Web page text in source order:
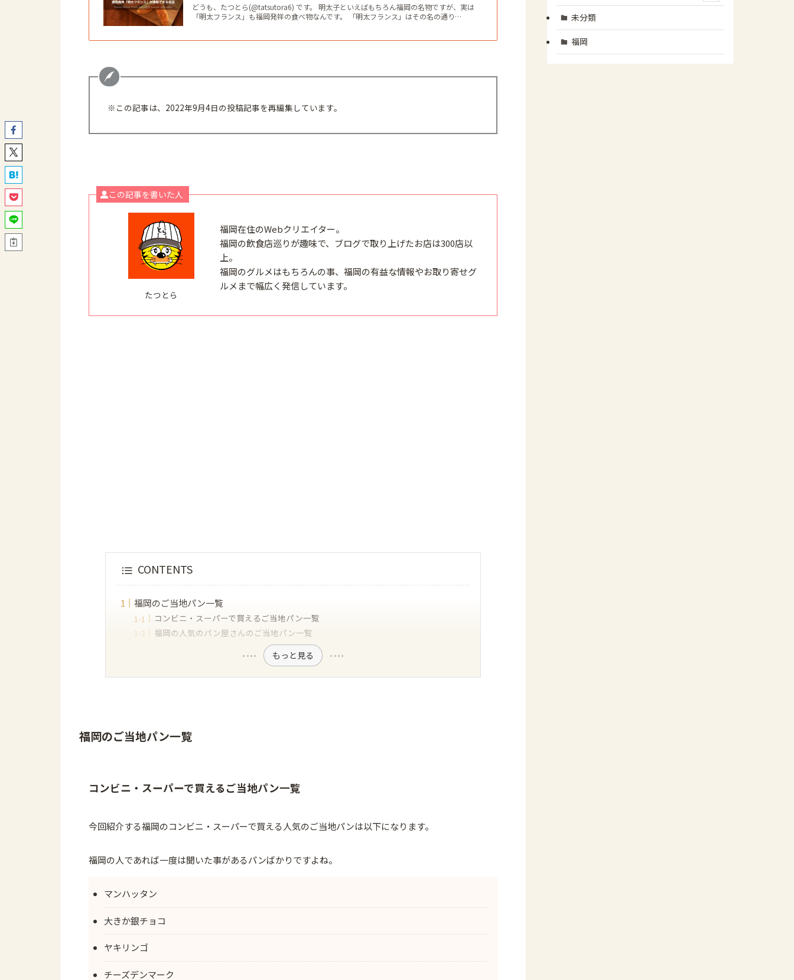
どうも、たつとら(@tatsutora6) です。 明太子といえばもちろん福岡の名物ですが、実は
「明太フランス」も福岡発祥の食べ物なんです。 「明太フランス」はその名の通り…
※この記事は、2022年9月4日の投稿記事を再編集しています。
この記事を書いた人
たつとら
福岡在住のWebクリエイター。
福岡の飲食店巡りが趣味で、ブログで取り上げたお店は300店以
上。
福岡のグルメはもちろんの事、福岡の有益な情報やお取り寄せグ
ルメまで幅広く発信しています。
CONTENTS
福岡のご当地パン一覧
コンビニ・スーパーで買えるご当地パン一覧
福岡の人気のパン屋さんのご当地パン一覧
もっと見る
福岡のご当地パン一覧
コンビニ・スーパーで買えるご当地パン一覧
今回紹介する福岡のコンビニ・スーパーで買える人気のご当地パンは以下になります。
福岡の人であれば一度は聞いた事があるパンばかりですよね。
マンハッタン
大きか銀チョコ
ヤキリンゴ
チーズデンマーク
未分類
福岡